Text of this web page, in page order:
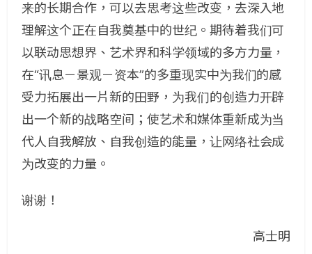
来的长期合作，可以去思考这些改变，去深入地
理解这个正在自我奠基中的世纪。期待着我们可
以联动思想界、艺术界和科学领域的多方力量，
在“讯息－景观－资本”的多重现实中为我们的感
受力拓展出一片新的田野，为我们的创造力开辟
出一个新的战略空间；使艺术和媒体重新成为当
代人自我解放、自我创造的能量，让网络社会成
为改变的力量。
谢谢！
高士明